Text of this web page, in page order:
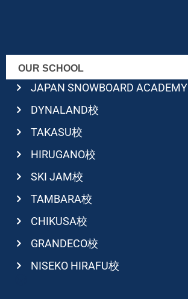
OUR SCHOOL
JAPAN SNOWBOARD ACADEMY
DYNALAND校
TAKASU校
HIRUGANO校
SKI JAM校
TAMBARA校
CHIKUSA校
GRANDECO校
NISEKO HIRAFU校